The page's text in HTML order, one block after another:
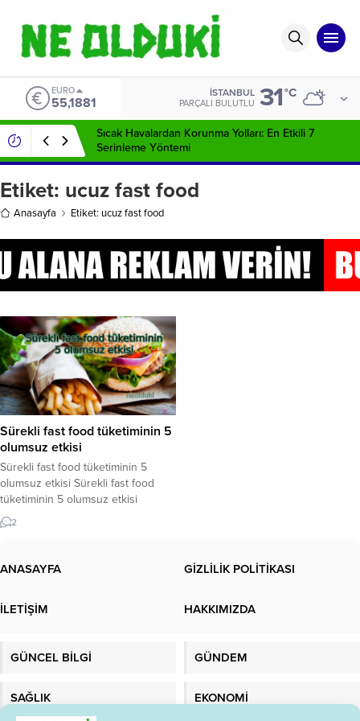
EURO
55,1881
İSTANBUL
PARÇALI BULUTLU 31°C
Sıcak Havalardan Korunma Yolları: En Etkili 7
Serinleme Yöntemi
Etiket: ucuz fast food
Anasayfa Etiket: ucuz fast food
Sürekli fast food tüketiminin 5
olumsuz etkisi
Sürekli fast food tüketiminin 5
olumsuz etkisi Sürekli fast food
tüketiminin 5 olumsuz etkisi
bulunmaktadır. Fast food aşırı
tüketimi neye sebep olur ?Sürekli
programlarımız, tüketime
kullanmamıza neden oldu.
vücudumuza...
2
ANASAYFA GİZLİLİK POLİTİKASI
İLETİŞİM HAKKIMIZDA
GÜNCEL BİLGİ GÜNDEM
SAĞLIK EKONOMİ